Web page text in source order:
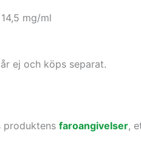
mg/ml
ej och köps separat.
produktens faroangivelser,